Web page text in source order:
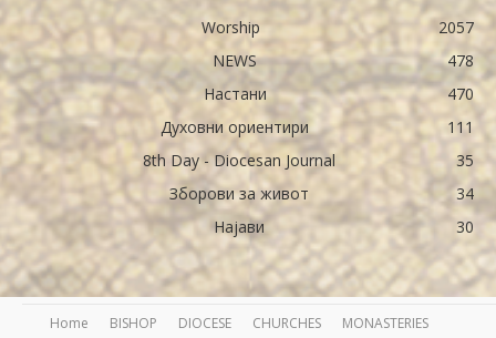
Worship
2057
NEWS
478
Настани
470
Духовни ориентири
111
8th Day - Diocesan Journal
35
Зборови за живот
34
Најави
30
Home BISHOP DIOCESE CHURCHES
MONASTERIES